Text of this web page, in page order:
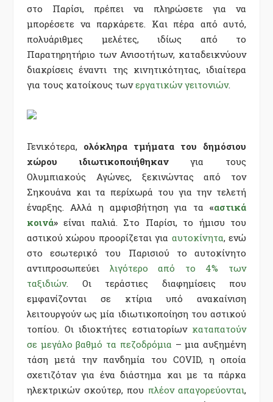
στο Παρίσι, πρέπει να πληρώσετε για να
μπορέσετε να παρκάρετε. Και πέρα από αυτό,
πολυάριθμες μελέτες, ιδίως από το
Παρατηρητήριο των Ανισοτήτων, καταδεικνύουν
διακρίσεις έναντι της κινητικότητας, ιδιαίτερα
για τους κατοίκους τωνεργατικών γειτονιών.
Γενικότερα, ολόκληρα τμήματα του δημόσιου
χώρουιδιωτικοποιήθηκανγια τους
Ολυμπιακούς Αγώνες, ξεκινώντας από τον
Σηκουάνα και τα περίχωρά του για την τελετή
έναρξης. Αλλά η αμφισβήτηση για τα «αστικά
κοινά» είναι παλιά. Στο Παρίσι, το ήμισυ του
αστικού χώρου προορίζεται για αυτοκίνητα, ενώ
στο εσωτερικό του Παρισιού το αυτοκίνητο
αντιπροσωπεύει λιγότερο από το 4% των
ταξιδιών. Οι τεράστιες διαφημίσεις που
εμφανίζονται σε κτίρια υπό ανακαίνιση
λειτουργούν ως μία ιδιωτικοποίηση του αστικού
τοπίου. Οι ιδιοκτήτες εστιατορίων καταπατούν
σε μεγάλο βαθμό τα πεζοδρόμια –μια αυξημένη
τάση μετά την πανδημία του COVID, η οποία
σχετιζόταν για ένα διάστημα και με τα πάρκα
ηλεκτρικών σκούτερ, που πλέον απαγορεύονται,